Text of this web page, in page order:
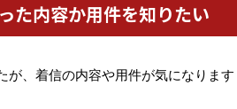
た内容か用件を知りたい
、着信の内容や用件が気になります